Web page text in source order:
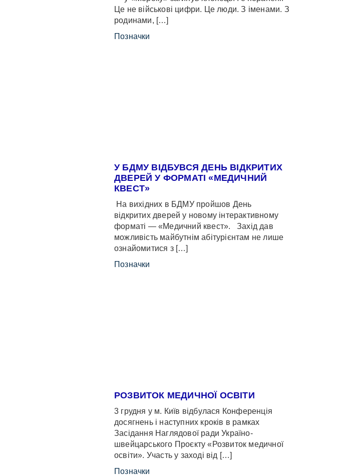
Це не військові цифри. Це люди. З іменами. З
родинами, […]
Позначки
У БДМУ ВІДБУВСЯ ДЕНЬ ВІДКРИТИХ
ДВЕРЕЙ У ФОРМАТІ «МЕДИЧНИЙ
КВЕСТ»
На вихідних в БДМУ пройшов День
відкритих дверей у новому інтерактивному
форматі — «Медичний квест». Захід дав
можливість майбутнім абітурієнтам не лише
ознайомитися з […]
Позначки
РОЗВИТОК МЕДИЧНОЇ ОСВІТИ
3 грудня у м. Київ відбулася Конференція
досягнень і наступних кроків в рамках
Засідання Наглядової ради Україно-
швейцарського Проєкту «Розвиток медичної
освіти». Участь у заході від […]
Позначки